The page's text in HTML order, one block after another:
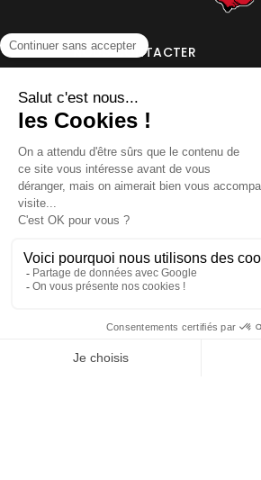
NOUS CONTACTER
INFORMATIONS
NOS PARTENAIRES
HORAIRES D'OUVERTURE
Création site ecommerce : SFIl